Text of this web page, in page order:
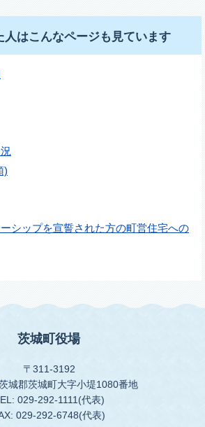
人はこんなページも見ています
)
シップを宣誓された方の町営住宅への
茨城町役場
〒311-3192
城郡茨城町大字小堤1080番地
029-292-1111(代表)
029-292-6748(代表)